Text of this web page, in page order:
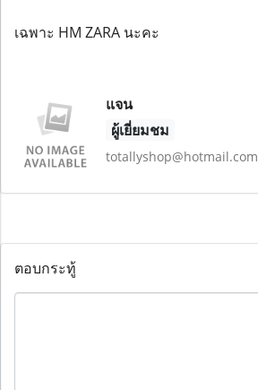
เฉพาะ HM ZARA นะคะ
แจน
ผู้เยี่ยมชม
totallyshop@hotmail.com
ตอบกระทู้